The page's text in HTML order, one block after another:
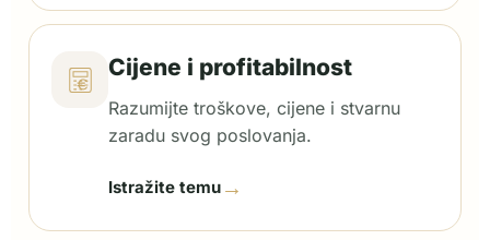
Cijene i profitabilnost
Razumijte troškove, cijene i stvarnu
zaradu svog poslovanja.
Istražite temu →